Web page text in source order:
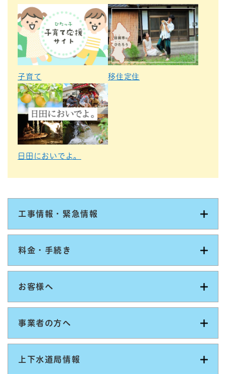
子育て 移住定住
日田においでよ。
工事情報・緊急情報
料金・手続き
お客様へ
事業者の方へ
上下水道局情報